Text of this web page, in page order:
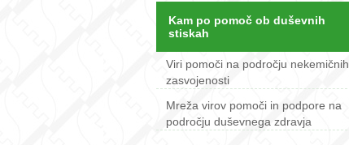
Kam po pomoč ob duševnih
stiskah
Viri pomoči na področju nekemičnih
zasvojenosti
Mreža virov pomoči in podpore na
področju duševnega zdravja